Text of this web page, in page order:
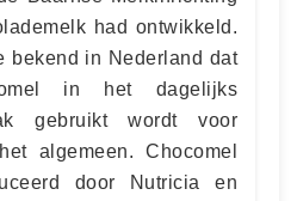
had ontwikkeld.
bekend in Nederland dat
in het dagelijks
gebruikt wordt voor
algemeen. Chocomel
door Nutricia en